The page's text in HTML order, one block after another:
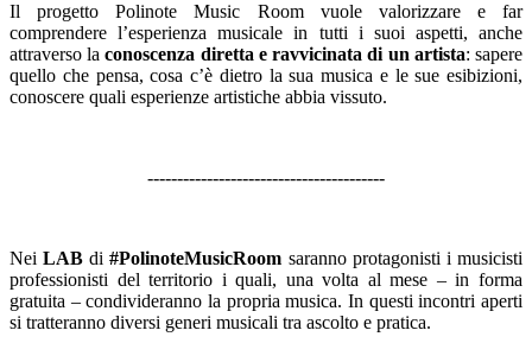
Il progetto Polinote Music Room vuole valorizzare e far
comprendere l’esperienza musicale in tutti i suoi aspetti, anche
attraverso laconoscenza diretta e ravvicinata di un artista: sapere
quello che pensa, cosa c’è dietro la sua musica e le sue esibizioni,
conoscere quali esperienze artistiche abbia vissuto.
----------------------------------------
NeiLAB di#PolinoteMusicRoom saranno protagonisti i musicisti
professionisti del territorio i quali, una volta al mese – in forma
gratuita – condivideranno la propria musica. In questi incontri aperti
si tratteranno diversi generi musicali tra ascolto e pratica.